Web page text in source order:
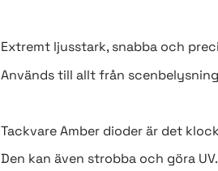
Extremt ljusstark, snabba och
Används till allt från
Tackvare Amber dioder är det
Den kan även strobba och göra UV.